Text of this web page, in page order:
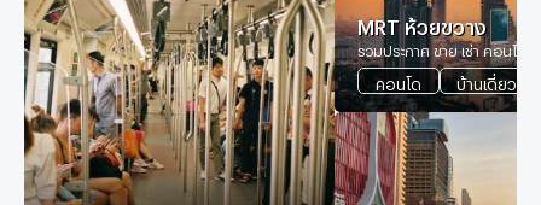
MRT ห้วยขวาง
รวมประกาศ ขาย เช่า คอนโด
คอนโด บ้านเดี่ยว